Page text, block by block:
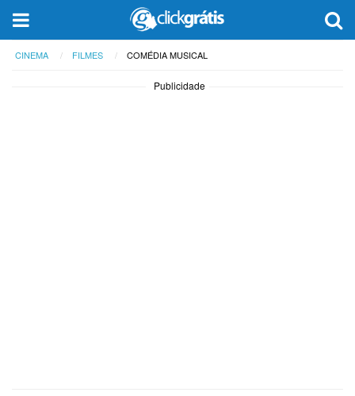
CINEMA FILMES COMÉDIA MUSICAL
Publicidade